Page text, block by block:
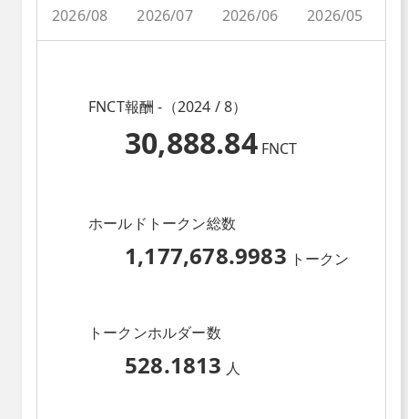
2026/08 2026/07 2026/06 2026/05
FNCT報酬 -（2024 / 8）
30,888.84 FNCT
ホールドトークン総数
1,177,678.9983 トークン
トークンホルダー数
528.1813 人